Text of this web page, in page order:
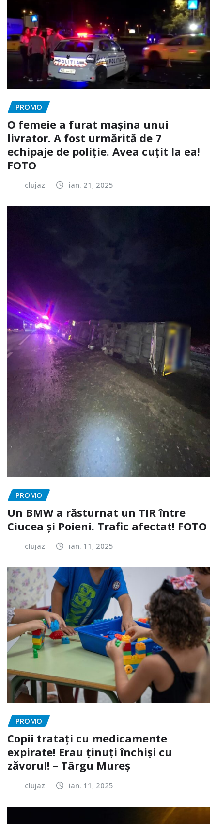
PROMO
O femeie a furat mașina unui
livrator. A fost urmărită de 7
echipaje de poliție. Avea cuțit la ea!
FOTO
clujazi ian. 21, 2025
PROMO
Un BMW a răsturnat un TIR între
Ciucea și Poieni. Trafic afectat! FOTO
clujazi ian. 11, 2025
PROMO
Copii tratați cu medicamente
expirate! Erau ținuți închiși cu
zăvorul! – Târgu Mureș
clujazi ian. 11, 2025